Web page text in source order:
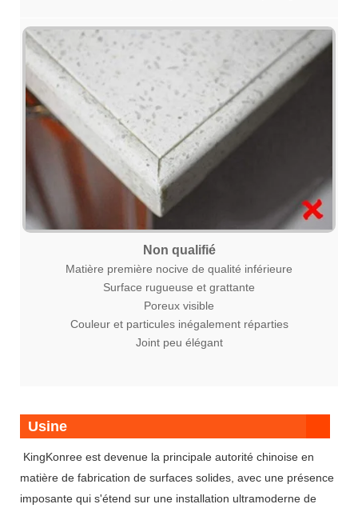
Non qualifié
Matière première nocive de qualité inférieure
Surface rugueuse et grattante
Poreux visible
Couleur et particules inégalement réparties
Joint peu élégant
Usine
KingKonree est devenue la principale autorité chinoise en
matière de fabrication de surfaces solides, avec une présence
imposante qui s'étend sur une installation ultramoderne de